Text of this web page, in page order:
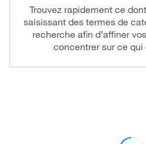
Trouvez rapidement ce
saisissant des termes de
recherche afin d’affiner
concentrer sur ce